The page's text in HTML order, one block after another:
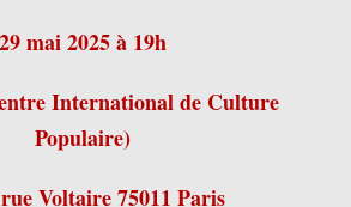
29 mai 2025 à 19h
International de Culture
Populaire)
Voltaire 75011 Paris